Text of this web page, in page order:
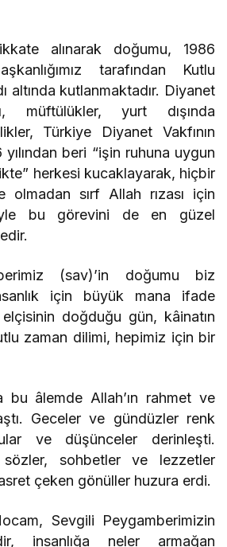
alınarak doğumu, 1986
tarafından Kutlu
altında kutlanmaktadır. Diyanet
müftülükler, yurt dışında
Türkiye Diyanet Vakfının
beri “işin ruhuna uygun
herkesi kucaklayarak, hiçbir
olmadan sırf Allah rızası için
bu görevini de en güzel
(sav)’in doğumu biz
için büyük mana ifade
doğduğu gün, kâinatın
zaman dilimi, hepimiz için bir
bu âlemde Allah’ın rahmet ve
Geceler ve gündüzler renk
ve düşünceler derinleşti.
sohbetler ve lezzetler
çeken gönüller huzura erdi.
Sevgili Peygamberimizin
insanlığa neler armağan